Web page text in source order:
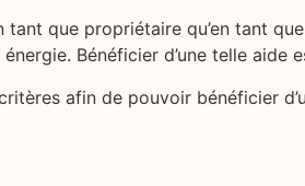
que propriétaire qu’en tant
Bénéficier d’une telle aide
afin de pouvoir bénéficier